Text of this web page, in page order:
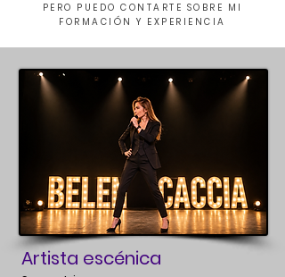
PERO PUEDO CONTARTE SOBRE MI
FORMACIÓN Y EXPERIENCIA
Artista escénica